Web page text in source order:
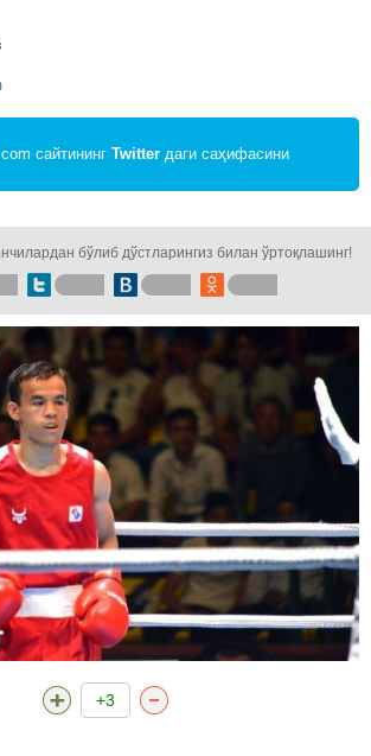
сайтининг Twitter даги саҳифасини
бўлиб дўстларингиз билан ўртоқлашинг!
+3